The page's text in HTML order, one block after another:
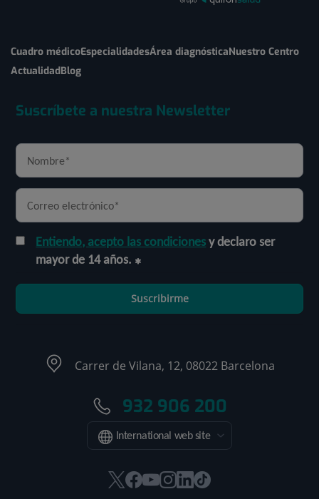
Cuadro médicoEspecialidadesÁrea diagnósticaNuestro Centro
ActualidadBlog
Suscríbete a nuestra Newsletter
Entiendo, acepto las condicionesy declaro ser
mayor de 14 años.
Suscribirme
Carrer de Vilana, 12, 08022 Barcelona
932 906 200
International web site
EsteEsteEsteEsteEsteEnlace